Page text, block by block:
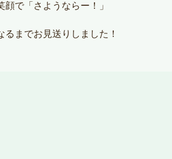
で「さようならー！」
るまでお見送りしました！